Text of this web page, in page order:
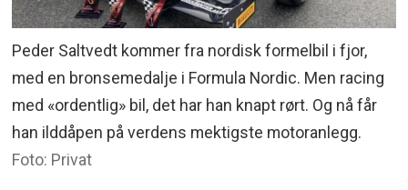
Peder Saltvedt kommer fra nordisk formelbil i fjor,
med en bronsemedalje i Formula Nordic. Men racing
med «ordentlig» bil, det har han knapt rørt. Og nå får
han ilddåpen på verdens mektigste motoranlegg.
Foto: Privat